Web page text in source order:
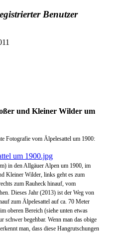
Benutzer
und Kleiner Wilder um
Fotografie vom Älpelesattel um 1900:
in den Allgäuer Alpen um 1900, im
Kleiner Wilder, links geht es zum
zum Rauheck hinauf, vom
Dieses Jahr (2013) ist der Weg von
zum Älpelesattel auf ca. 70 Meter
oberen Bereich (siehe unten etwas
schwer begehbar. Wenn man das obige
man, dass diese Hangrutschungen